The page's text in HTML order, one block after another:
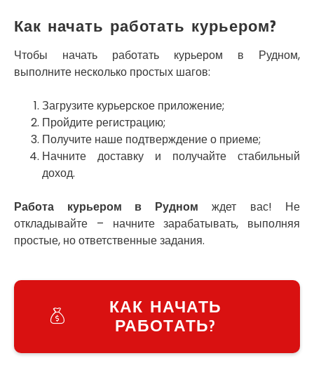
Как начать работать курьером?
Чтобы начать работать курьером в Рудном,
выполните несколько простых шагов:
Загрузите курьерское приложение;
Пройдите регистрацию;
Получите наше подтверждение о приеме;
Начните доставку и получайте стабильный
доход.
Работа курьером в Рудном ждет вас! Не
откладывайте – начните зарабатывать, выполняя
простые, но ответственные задания.
КАК НАЧАТЬ
РАБОТАТЬ?
Стоянка
Сумы
Светловодск
Тальное
Тарасовка
Тернополь
Терновка
Трусковец
Тульчин
Украинка
Умань
Ужгород
Узин
Великие Лазы
Великий Омеляник
Верхнеднепровск
Винница
Винники